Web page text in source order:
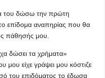
του δώσω την πρώτη
επίδομα αναπηρίας που θα
πάθησής μου.
δώσει τα χρήματα»
είχε γράψει μου κόστιζε
του επιδόματος το έδωσα